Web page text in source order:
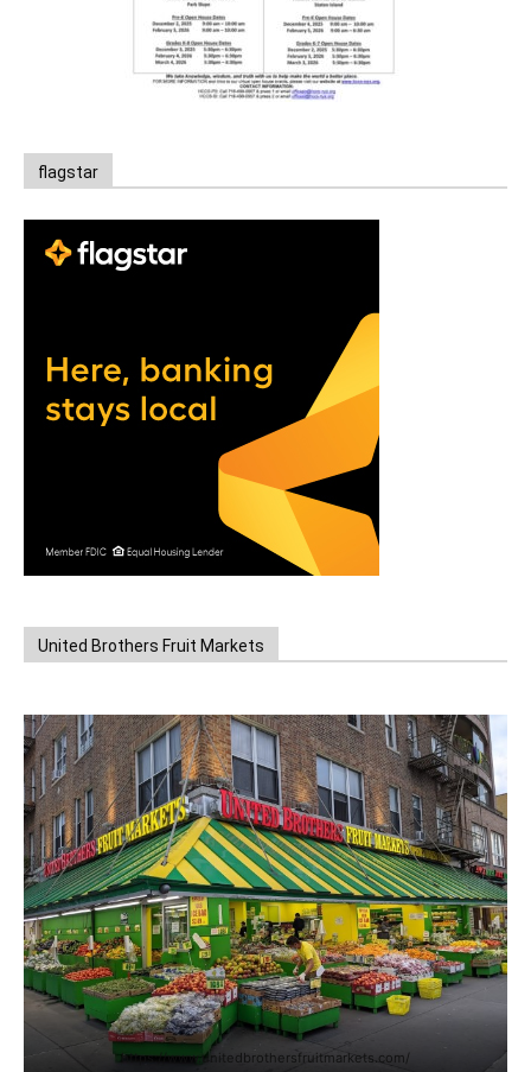
flagstar
United Brothers Fruit Markets
https://www.unitedbrothersfruitmarkets.com/